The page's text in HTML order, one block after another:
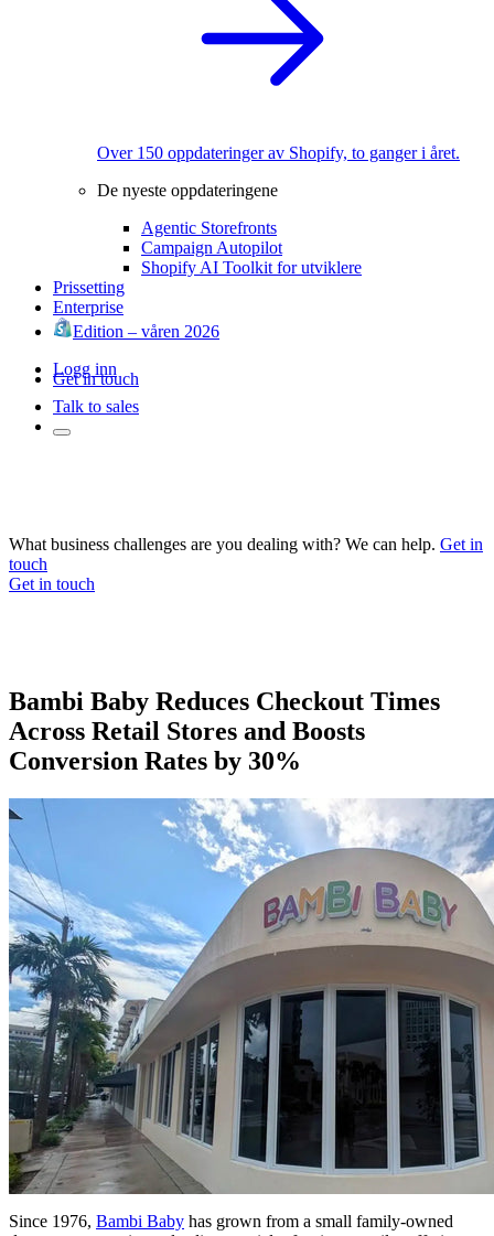
Over 150 oppdateringer av Shopify, to ganger i året.
De nyeste oppdateringene
Agentic Storefronts
Campaign Autopilot
Shopify AI Toolkit for utviklere
Prissetting
Enterprise
Edition – våren 2026
Logg inn
Get in touch
Talk to sales
What business challenges are you dealing with? We can help. Get in
touch
Get in touch
Bambi Baby Reduces Checkout Times
Across Retail Stores and Boosts
Conversion Rates by 30%
Since 1976, Bambi Baby has grown from a small family-owned